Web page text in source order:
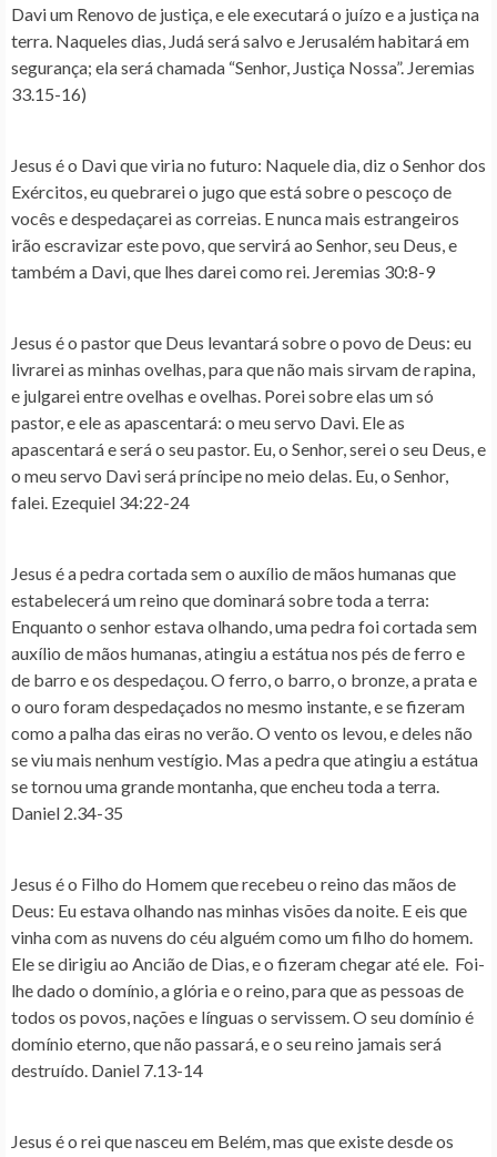
Davi um Renovo de justiça, e ele executará o juízo e a justiça na
terra. Naqueles dias, Judá será salvo e Jerusalém habitará em
segurança; ela será chamada “Senhor, Justiça Nossa”. Jeremias
33.15-16)
Jesus é o Davi que viria no futuro: Naquele dia, diz o Senhor dos
Exércitos, eu quebrarei o jugo que está sobre o pescoço de
vocês e despedaçarei as correias. E nunca mais estrangeiros
irão escravizar este povo, que servirá ao Senhor, seu Deus, e
também a Davi, que lhes darei como rei. Jeremias 30:8-9
Jesus é o pastor que Deus levantará sobre o povo de Deus: eu
livrarei as minhas ovelhas, para que não mais sirvam de rapina,
e julgarei entre ovelhas e ovelhas. Porei sobre elas um só
pastor, e ele as apascentará: o meu servo Davi. Ele as
apascentará e será o seu pastor. Eu, o Senhor, serei o seu Deus, e
o meu servo Davi será príncipe no meio delas. Eu, o Senhor,
falei. Ezequiel 34:22-24
Jesus é a pedra cortada sem o auxílio de mãos humanas que
estabelecerá um reino que dominará sobre toda a terra:
Enquanto o senhor estava olhando, uma pedra foi cortada sem
auxílio de mãos humanas, atingiu a estátua nos pés de ferro e
de barro e os despedaçou. O ferro, o barro, o bronze, a prata e
o ouro foram despedaçados no mesmo instante, e se fizeram
como a palha das eiras no verão. O vento os levou, e deles não
se viu mais nenhum vestígio. Mas a pedra que atingiu a estátua
se tornou uma grande montanha, que encheu toda a terra.
Daniel 2.34-35
Jesus é o Filho do Homem que recebeu o reino das mãos de
Deus: Eu estava olhando nas minhas visões da noite. E eis que
vinha com as nuvens do céu alguém como um filho do homem.
Ele se dirigiu ao Ancião de Dias, e o fizeram chegar até ele. Foi-
lhe dado o domínio, a glória e o reino, para que as pessoas de
todos os povos, nações e línguas o servissem. O seu domínio é
domínio eterno, que não passará, e o seu reino jamais será
destruído. Daniel 7.13-14
Jesus é o rei que nasceu em Belém, mas que existe desde os